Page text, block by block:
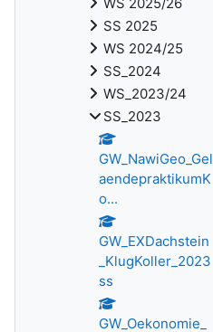
SS 2025
WS 2024/25
SS_2024
WS_2023/24
SS_2023
GW_NawiGeo_Gel
aendepraktikumK
o...
GW_EXDachstein
_KlugKoller_2023
ss
GW_Oekonomie_